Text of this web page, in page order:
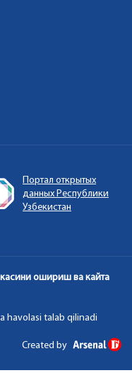
Портал открытых
данных Республики
Узбекистан
ошириш ва кайта
havolasi talab qilinadi
Created by